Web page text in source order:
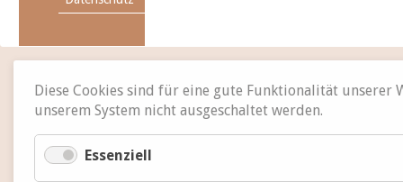
Diese Cookies sind für eine gute Funktionalität unserer
unserem System nicht ausgeschaltet werden.
Essenziell